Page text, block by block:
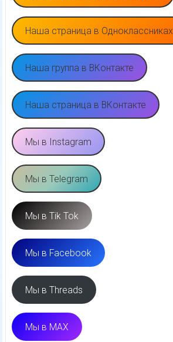
Наша страница в Одноклассниках
Наша группа в ВКонтакте
Наша страница в ВКонтакте
Мы в Instagram
Мы в Telegram
Мы в Tik Tok
Мы в Facebook
Мы в Threads
Мы в MAX